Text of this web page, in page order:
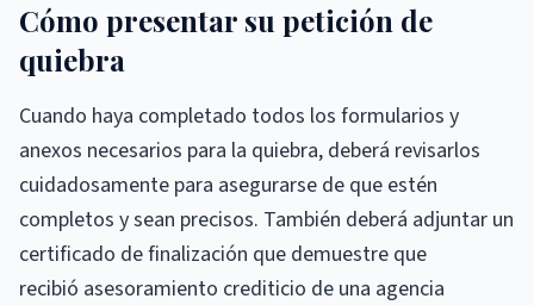
Cómo presentar su petición de
quiebra
Cuando haya completado todos los formularios y
anexos necesarios para la quiebra, deberá revisarlos
cuidadosamente para asegurarse de que estén
completos y sean precisos. También deberá adjuntar un
certificado de finalización que demuestre que
recibió asesoramiento crediticio de una agencia